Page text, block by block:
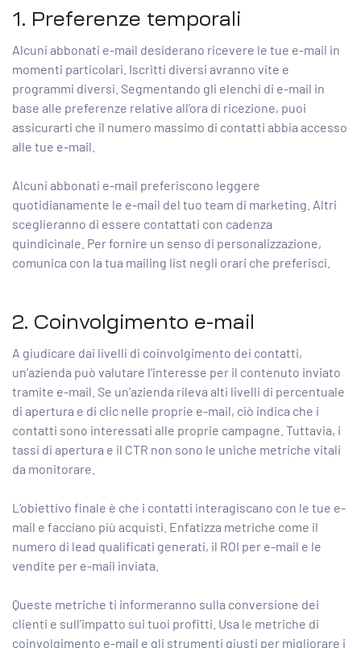
1. Preferenze temporali
Alcuni abbonati e-mail desiderano ricevere le tue e-mail in
momenti particolari. Iscritti diversi avranno vite e
programmi diversi. Segmentando gli elenchi di e-mail in
base alle preferenze relative all’ora di ricezione, puoi
assicurarti che il numero massimo di contatti abbia accesso
alle tue e-mail.
Alcuni abbonati e-mail preferiscono leggere
quotidianamente le e-mail del tuo team di marketing. Altri
sceglieranno di essere contattati con cadenza
quindicinale. Per fornire un senso di personalizzazione,
comunica con la tua mailing list negli orari che preferisci.
2. Coinvolgimento e-mail
A giudicare dai livelli di coinvolgimento dei contatti,
un’azienda può valutare l’interesse per il contenuto inviato
tramite e-mail. Se un’azienda rileva alti livelli di percentuale
di apertura e di clic nelle proprie e-mail, ciò indica che i
contatti sono interessati alle proprie campagne. Tuttavia, i
tassi di apertura e il CTR non sono le uniche metriche vitali
da monitorare.
L’obiettivo finale è che i contatti interagiscano con le tue e-
mail e facciano più acquisti. Enfatizza metriche come il
numero di lead qualificati generati, il ROI per e-mail e le
vendite per e-mail inviata.
Queste metriche ti informeranno sulla conversione dei
clienti e sull’impatto sui tuoi profitti. Usa le metriche di
coinvolgimento e-mail e gli strumenti giusti per migliorare i